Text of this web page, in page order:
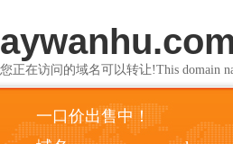
aywanhu.com
您正在访问的域名可以转让!This domain
一口价出售中！